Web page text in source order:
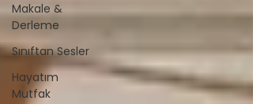
Makale &
Derleme
Sınıftan Sesler
Hayatım
Mutfak